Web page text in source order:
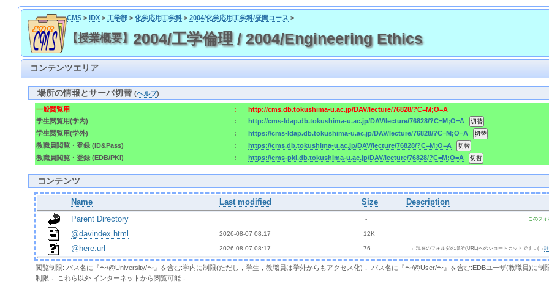
CMS> IDX> 工学部> 化学応用工学科> 2004/化学応用工学科/昼間コース >
【授業概要】 2004/工学倫理 / 2004/Engineering Ethics
コンテンツエリア
場所の情報とサーバ切替(ヘルプ)
一般閲覧用 :
http://cms.db.tokushima-u.ac.jp/DAV/lecture/76828/?C=M;O=A
学生閲覧用(学内)
:
http://cms-ldap.db.tokushima-u.ac.jp/DAV/lecture/76828/?C=M;O=A
学生閲覧用(学外)
:
https://cms-ldap.db.tokushima-u.ac.jp/DAV/lecture/76828/?C=M;O=A
教職員閲覧・登録 (ID&Pass)
:
https://cms.db.tokushima-u.ac.jp/DAV/lecture/76828/?C=M;O=A
教職員閲覧・登録 (EDB/PKI)
: https://cms-pki.db.tokushima-u.ac.jp/DAV/lecture/76828/?C=M;O=A
コンテンツ
Name Last modified Size
Description
Parent Directory
  -
このフ
@davindex.html 2026-08-07 08:17 12K
@here.url 2026-08-07 08:17 76 ←現在のフォルダの場所(URL)へのショートカットです．(→
閲覧制限: パス名に『〜/@University/〜』を含む:学内に制限(ただし，学生，教職員は学外からもアクセス化)． パス名に『〜/@User/〜』を含む:EDBユーザ(教職員)に
制限． これら以外:インターネットから閲覧可能．